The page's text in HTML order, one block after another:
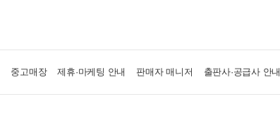
중고매장 제휴·마케팅 안내 판매자 매니저 출판사·공급사 안내